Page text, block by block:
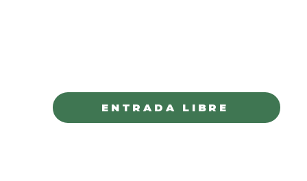
ENTRADA LIBRE